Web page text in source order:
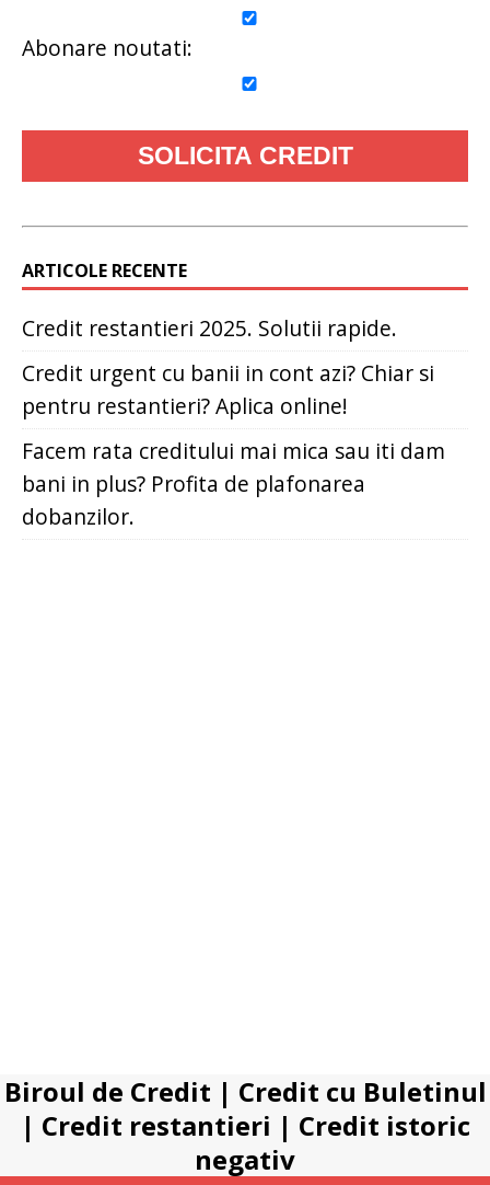
Abonare noutati:
ARTICOLE RECENTE
Credit restantieri 2025. Solutii rapide.
Credit urgent cu banii in cont azi? Chiar si
pentru restantieri? Aplica online!
Facem rata creditului mai mica sau iti dam
bani in plus? Profita de plafonarea
dobanzilor.
Biroul de Credit | Credit cu Buletinul
| Credit restantieri | Credit istoric
negativ